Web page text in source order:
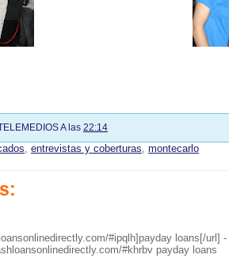
A las 22:14
, entrevistas y coberturas, montecarlo
#ipqlh]payday loans[/url] -
#khrbv payday loans